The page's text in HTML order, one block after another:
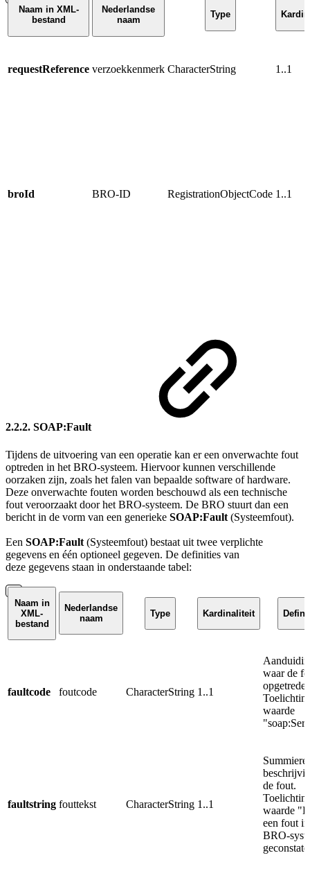
Naam in XML-
bestand
Nederlandse
naam
Type
requestReference verzoekkenmerk CharacterString 1..1
broId BRO-ID RegistrationObjectCode 1..1
2.2.2. SOAP:Fault
Tijdens de uitvoering van een operatie kan er een onverwachte fout
optreden in het BRO-systeem. Hiervoor kunnen verschillende
oorzaken zijn, zoals het falen van bepaalde software of hardware.
Deze onverwachte fouten worden beschouwd als een technische
fout veroorzaakt door het BRO-systeem. De BRO stuurt dan een
bericht in de vorm van een generieke SOAP:Fault (Systeemfout).
Een SOAP:Fault (Systeemfout) bestaat uit twee verplichte
gegevens en één optioneel gegeven. De definities van
deze gegevens staan in onderstaande tabel:
Naam in
XML-
bestand
Nederlandse
naam
Type Kardinaliteit
faultcode foutcode CharacterString 1..1
waar de
waarde
faultstring fouttekst CharacterString 1..1
Summiere
de fout.
waarde
een fout
BRO-